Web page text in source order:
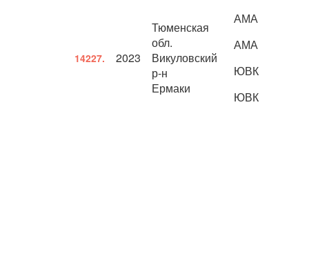
14227. 2023
Тюменская
обл.
Викуловский
р-н
Ермаки
АМА
АМА
ЮВК
ЮВК